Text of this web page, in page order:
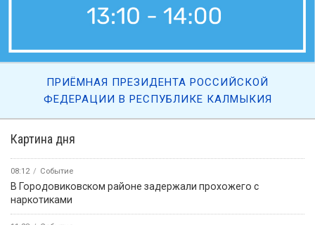
5 августа, 09:45
«Өрүнә һарц» от 05.08.2026.